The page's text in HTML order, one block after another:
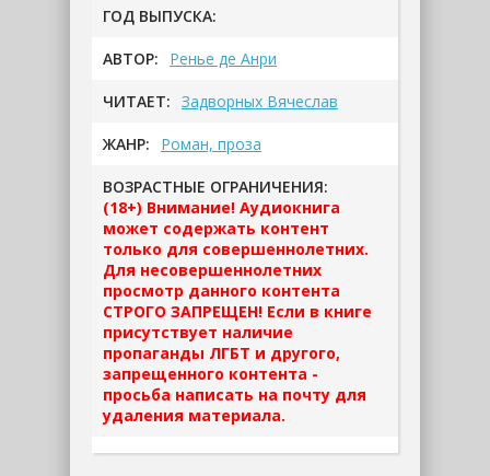
ГОД ВЫПУСКА:
АВТОР: Ренье де Анри
ЧИТАЕТ: Задворных Вячеслав
ЖАНР: Роман, проза
ВОЗРАСТНЫЕ ОГРАНИЧЕНИЯ:
(18+) Внимание! Аудиокнига
может содержать контент
только для совершеннолетних.
Для несовершеннолетних
просмотр данного контента
СТРОГО ЗАПРЕЩЕН! Если в книге
присутствует наличие
пропаганды ЛГБТ и другого,
запрещенного контента -
просьба написать на почту для
удаления материала.